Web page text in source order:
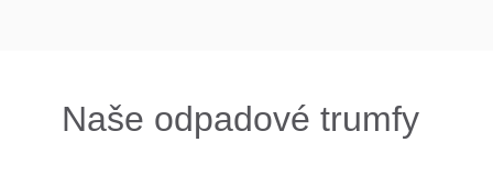
Naše odpadové trumfy